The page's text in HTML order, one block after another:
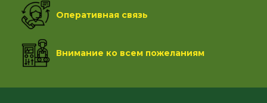
Оперативная связь
Внимание ко всем пожеланиям